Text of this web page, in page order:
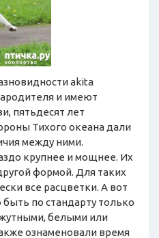
akita
и имеют
пятьдесят лет
Тихого океана дали
между ними.
крупнее и мощнее. Их
формой. Для таких
все расцветки. А вот
по стандарту только
белыми или
ознаменовали время